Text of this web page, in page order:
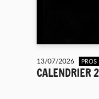
13/07/2026 PROS
CALENDRIER